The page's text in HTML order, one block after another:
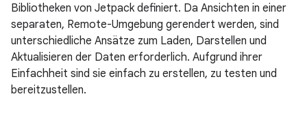
Bibliotheken von Jetpack definiert. Da Ansichten in einer
separaten, Remote-Umgebung gerendert werden, sind
unterschiedliche Ansätze zum Laden, Darstellen und
Aktualisieren der Daten erforderlich. Aufgrund ihrer
Einfachheit sind sie einfach zu erstellen, zu testen und
bereitzustellen.